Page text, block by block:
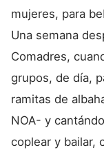
mujeres, para
Una semana
Comadres,
grupos, de día,
ramitas de
NOA- y
coplear y bailar,